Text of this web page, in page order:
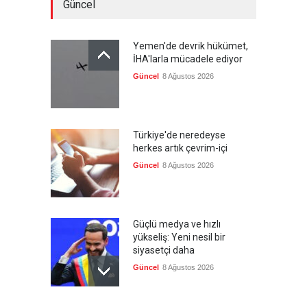
Güncel
Yemen'de devrik hükümet,
İHA'larla mücadele ediyor
Güncel 8 Ağustos 2026
Türkiye'de neredeyse
herkes artık çevrim-içi
Güncel 8 Ağustos 2026
Güçlü medya ve hızlı
yükseliş: Yeni nesil bir
siyasetçi daha
Güncel 8 Ağustos 2026